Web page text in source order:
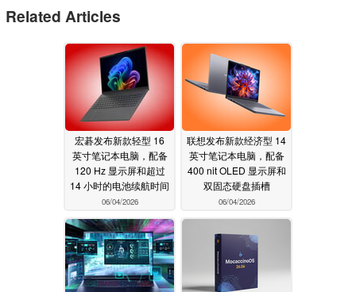
Related Articles
宏碁发布新款轻型 16
英寸笔记本电脑，配备
120 Hz 显示屏和超过
14 小时的电池续航时间
06/04/2026
联想发布新款经济型 14
英寸笔记本电脑，配备
400 nit OLED 显示屏和
双固态硬盘插槽
06/04/2026